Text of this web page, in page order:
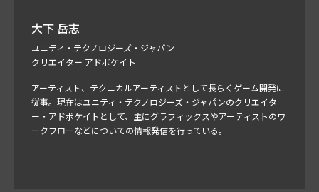
大下 岳志
ユニティ・テクノロジーズ・ジャパン
クリエイター アドボケイト
アーティスト、テクニカルアーティストとして長らくゲーム開発に
従事。現在はユニティ・テクノロジーズ・ジャパンのクリエイタ
ー・アドボケイトとして、主にグラフィックスやアーティストのワ
ークフローなどについての情報発信を行っている。